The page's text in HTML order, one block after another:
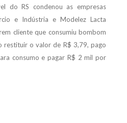
do RS condenou as empresas
e Indústria e Modelez Lacta
cliente que consumiu bombom
restituir o valor de R$ 3,79, pago
consumo e pagar R$ 2 mil por